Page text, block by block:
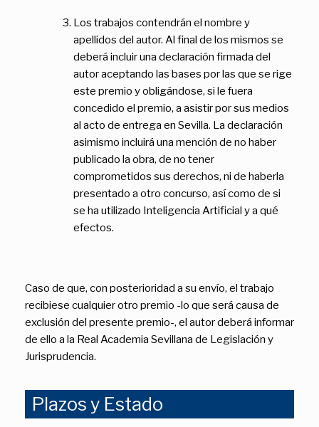
Los trabajos contendrán el nombre y
apellidos del autor. Al final de los mismos se
deberá incluir una declaración firmada del
autor aceptando las bases por las que se rige
este premio y obligándose, si le fuera
concedido el premio, a asistir por sus medios
al acto de entrega en Sevilla. La declaración
asimismo incluirá una mención de no haber
publicado la obra, de no tener
comprometidos sus derechos, ni de haberla
presentado a otro concurso, así como de si
se ha utilizado Inteligencia Artificial y a qué
efectos.
Caso de que, con posterioridad a su envío, el trabajo
recibiese cualquier otro premio -lo que será causa de
exclusión del presente premio-, el autor deberá informar
de ello a la Real Academia Sevillana de Legislación y
Jurisprudencia.
Plazos y Estado